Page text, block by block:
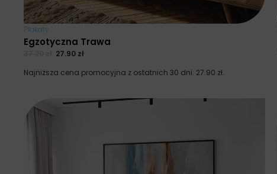
Plakaty
Egzotyczna Trawa
27.90 zł
Najniższa cena promocyjna z ostatnich 30 dni: 27.90 zł.